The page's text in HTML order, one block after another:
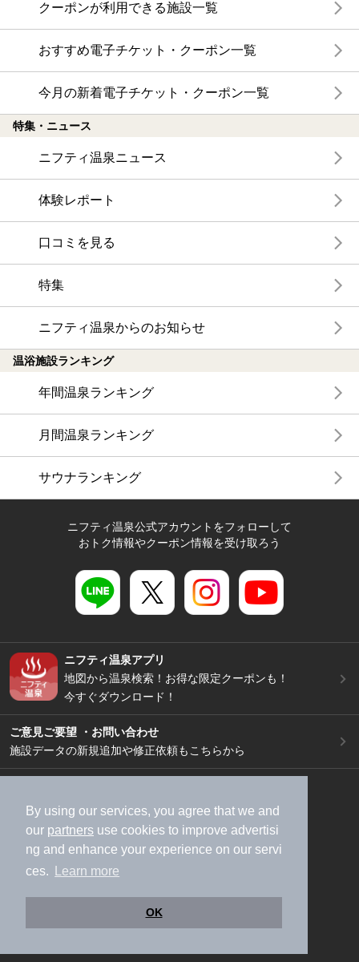
By using our services, you agree that we and
our partners use cookies to improve advertisi
ng and enhance your experience on our servi
ces.
Learn more
OK
クーポンが利用できる施設一覧
おすすめ電子チケット・クーポン一覧
今月の新着電子チケット・クーポン一覧
特集・ニュース
ニフティ温泉ニュース
体験レポート
口コミを見る
特集
ニフティ温泉からのお知らせ
温浴施設ランキング
年間温泉ランキング
月間温泉ランキング
サウナランキング
ニフティ温泉公式アカウントをフォローして
おトク情報やクーポン情報を受け取ろう
ニフティ温泉アプリ
地図から温泉検索！お得な限定クーポンも！
今すぐダウンロード！
ご意見ご要望 ・お問い合わせ
施設データの新規追加や修正依頼もこちらから
加盟店募集（資料請求）
広告出稿のご案内
利用規約
ライフスタイルMEMBERS+規約
特定商取引法に基づく表記
ヘルプ
採用情報
運営会社